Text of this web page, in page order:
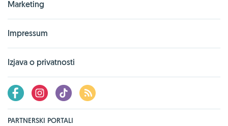
Marketing
Impressum
Izjava o privatnosti
PARTNERSKI PORTALI